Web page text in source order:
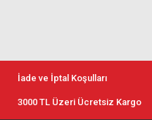
İade ve İptal Koşulları
3000 TL Üzeri Ücretsiz Kargo